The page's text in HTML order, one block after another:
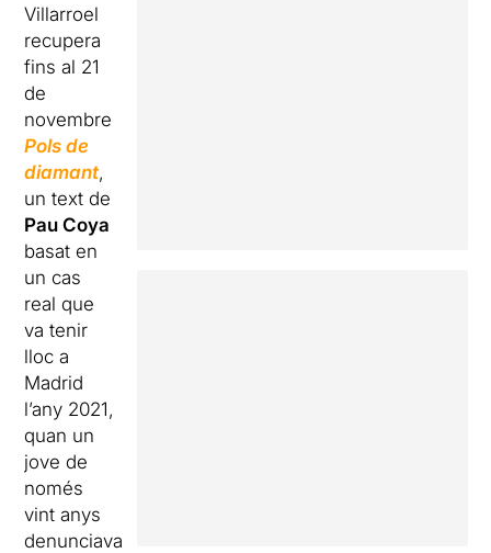
Villarroel
recupera
fins al 21
de
novembre
Pols de
diamant,
un text de
Pau Coya
basat en
un cas
real que
va tenir
lloc a
Madrid
l’any 2021,
quan un
jove de
només
vint anys
denunciava